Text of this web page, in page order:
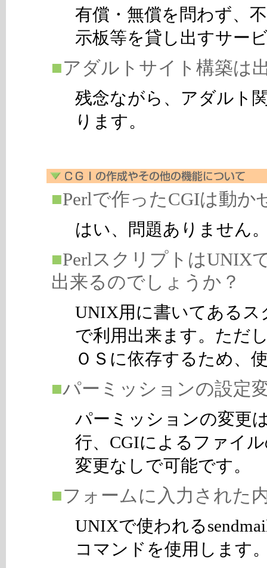
有償・無償を問わず、
示板等を貸し出すサー
■アダルトサイト構築は
残念ながら、アダルト
ります。
■Perlで作ったCGIは動か
はい、問題ありません
■PerlスクリプトはUNIX
出来るのでしょうか？
UNIX用に書いてある
で利用出来ます。ただ
ＯＳに依存するため、
■パーミッションの設定
パーミッションの変更
行、CGIによるファイ
変更なしで可能です。
■フォームに入力された
UNIXで使われる
コマンドを使用します